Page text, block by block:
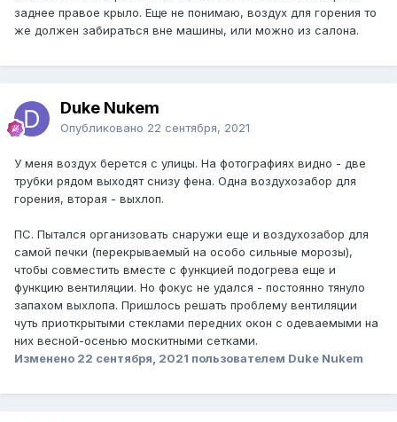
вывести ее в удобную владельцу сторону. Это
требование безопасности - исчезает риск попадания
выхлопа внутрь автомобиля из-за ослабшего хомута,
У меня стоит по инструкции - выхлоп через дырку в
днище.
заднее правое крыло. Еще не понимаю, воздух для горения то
же должен забираться вне машины, или можно из салона.
Duke Nukem
Опубликовано 22 сентября, 2021
У меня воздух берется с улицы. На фотографиях видно - две
трубки рядом выходят снизу фена. Одна воздухозабор для
горения, вторая - выхлоп.
ПС. Пытался организовать снаружи еще и воздухозабор для
самой печки (перекрываемый на особо сильные морозы),
чтобы совместить вместе с функцией подогрева еще и
функцию вентиляции. Но фокус не удался - постоянно тянуло
запахом выхлопа. Пришлось решать проблему вентиляции
чуть приоткрытыми стеклами передних окон с одеваемыми на
них весной-осенью москитными сетками.
Изменено 22 сентября, 2021 пользователем Duke Nukem